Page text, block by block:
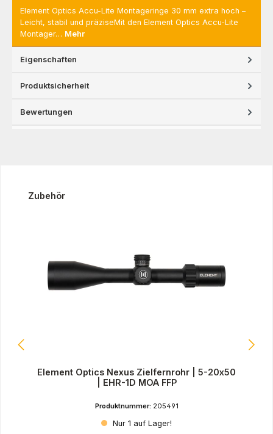
Element Optics Accu-Lite Montageringe 30 mm extra hoch –
Leicht, stabil und präziseMit den Element Optics Accu-Lite
Montager… Mehr
Eigenschaften
Produktsicherheit
Bewertungen
Produktgalerie überspringen
Zubehör
Element Optics Nexus Zielfernrohr | 5-20x50
| EHR-1D MOA FFP
Produktnummer: 205491
Nur 1 auf Lager!